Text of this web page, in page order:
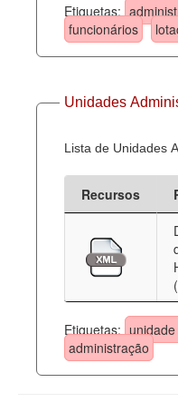
Etiquetas:
funcionários
Unidades
Lista de Unidades
Recursos
Etiquetas:
administração